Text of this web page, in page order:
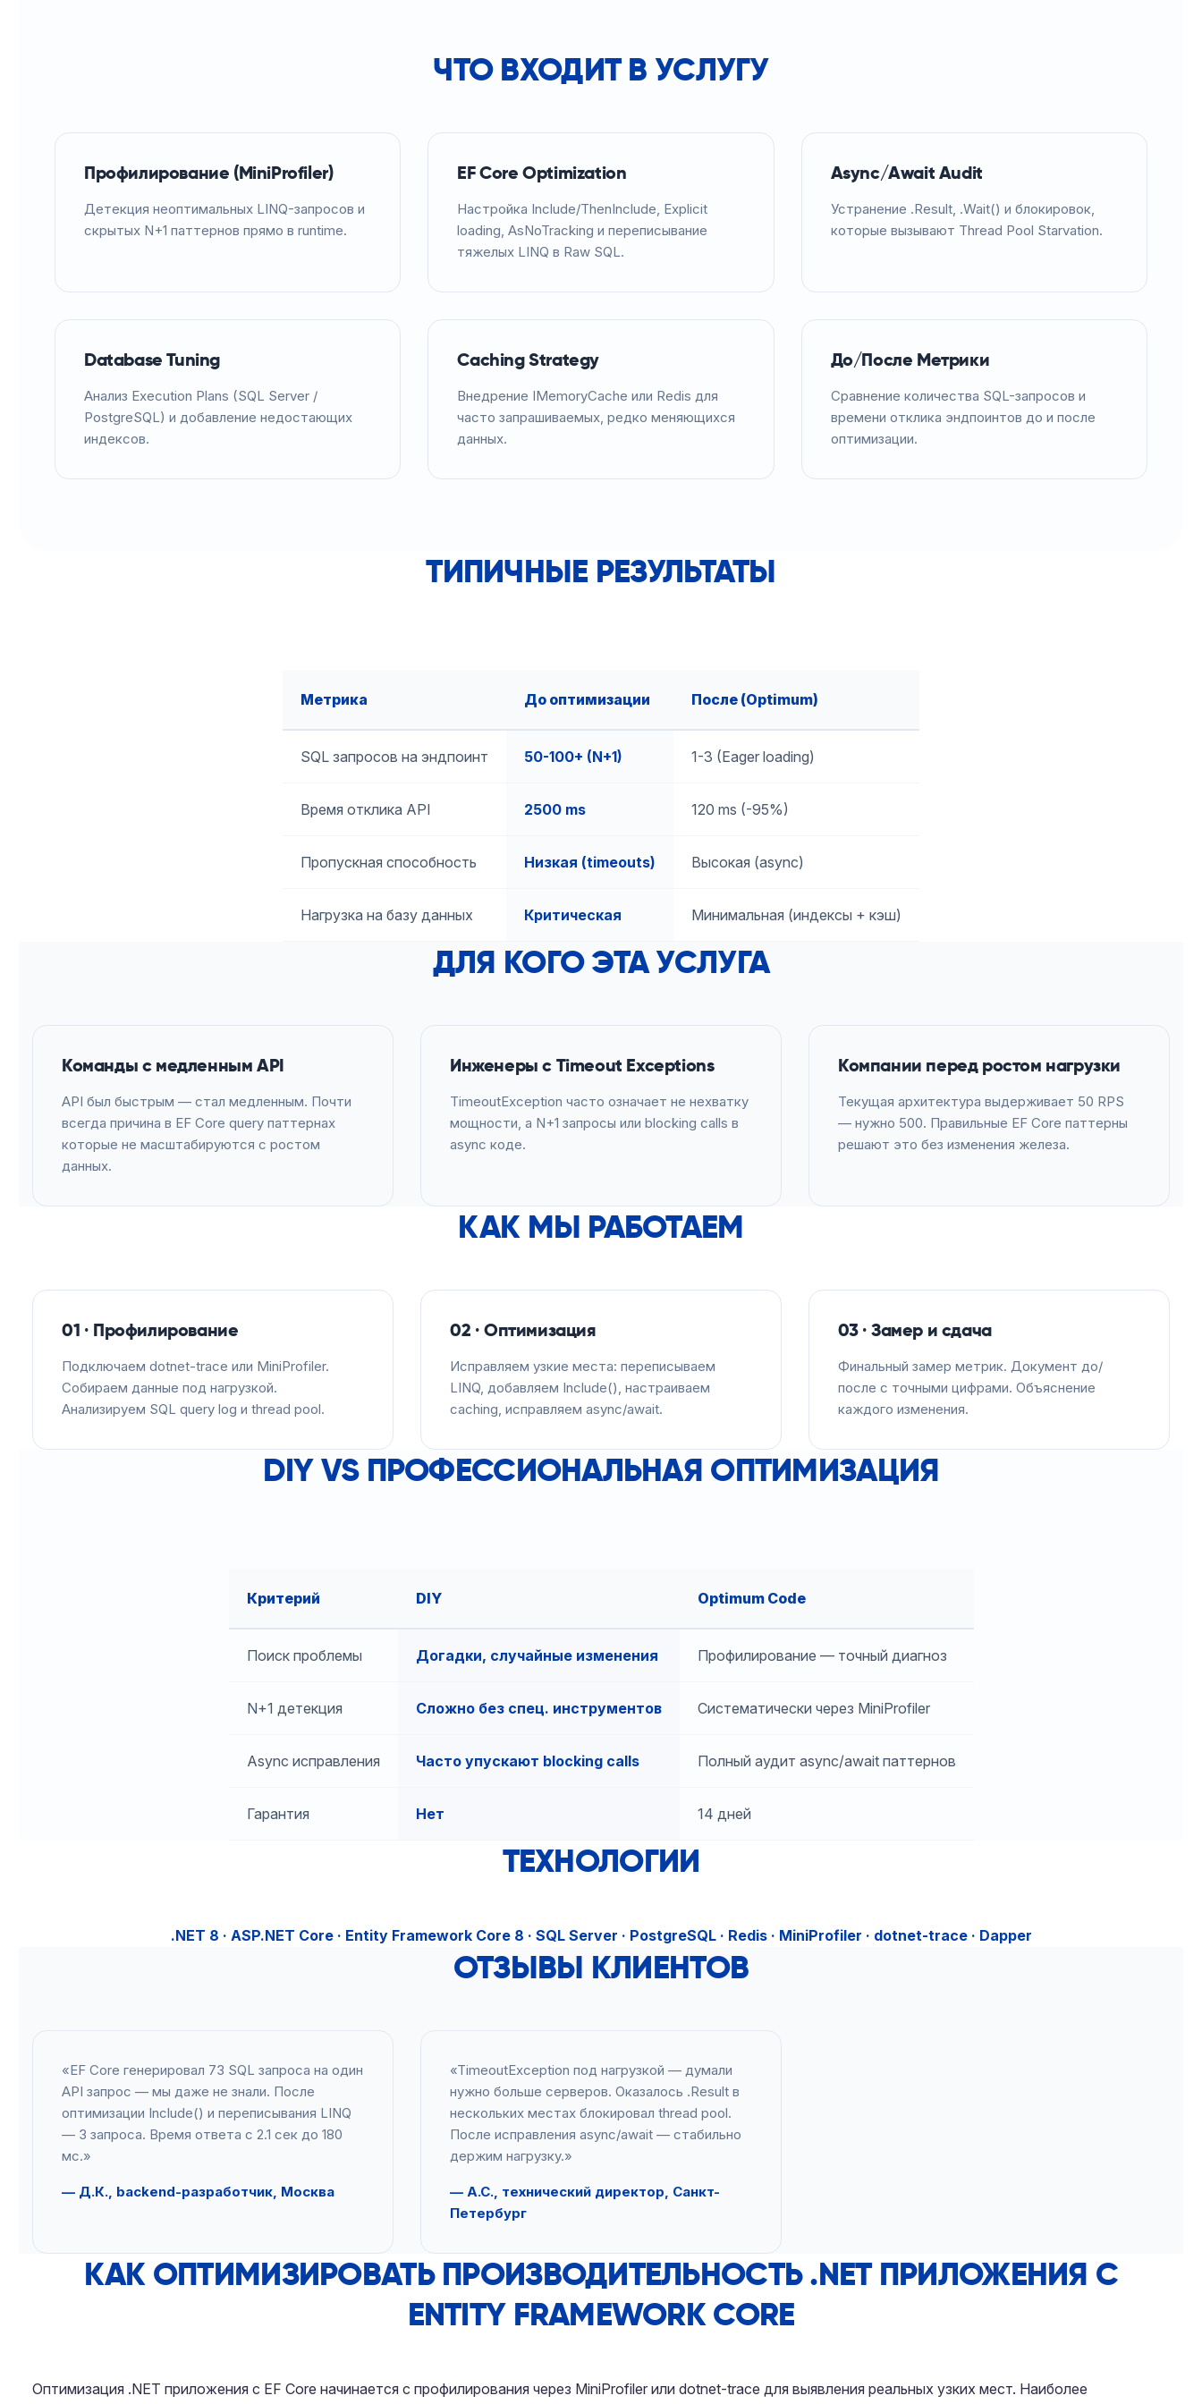
ЧТО ВХОДИТ В УСЛУГУ
Профилирование (MiniProfiler)
Детекция неоптимальных LINQ-запросов и
скрытых N+1 паттернов прямо в runtime.
EF Core Optimization
Настройка Include/ThenInclude, Explicit
loading, AsNoTracking и переписывание
тяжелых LINQ в Raw SQL.
Async/Await Audit
Устранение .Result, .Wait() и блокировок,
которые вызывают Thread Pool Starvation.
Database Tuning
Анализ Execution Plans (SQL Server /
PostgreSQL) и добавление недостающих
индексов.
Caching Strategy
Внедрение IMemoryCache или Redis для
часто запрашиваемых, редко меняющихся
данных.
До/После Метрики
Сравнение количества SQL-запросов и
времени отклика эндпоинтов до и после
оптимизации.
ТИПИЧНЫЕ РЕЗУЛЬТАТЫ
Метрика До оптимизации После (Optimum)
SQL запросов на эндпоинт 50-100+ (N+1) 1-3 (Eager loading)
Время отклика API 2500 ms 120 ms (-95%)
Пропускная способность Низкая (timeouts) Высокая (async)
Нагрузка на базу данных Критическая Минимальная (индексы + кэш)
ДЛЯ КОГО ЭТА УСЛУГА
Команды с медленным API
API был быстрым — стал медленным. Почти
всегда причина в EF Core query паттернах
которые не масштабируются с ростом
данных.
Инженеры с Timeout Exceptions
TimeoutException часто означает не нехватку
мощности, а N+1 запросы или blocking calls в
async коде.
Компании перед ростом нагрузки
Текущая архитектура выдерживает 50 RPS
— нужно 500. Правильные EF Core паттерны
решают это без изменения железа.
КАК МЫ РАБОТАЕМ
01 · Профилирование
Подключаем dotnet-trace или MiniProfiler.
Собираем данные под нагрузкой.
Анализируем SQL query log и thread pool.
02 · Оптимизация
Исправляем узкие места: переписываем
LINQ, добавляем Include(), настраиваем
caching, исправляем async/await.
03 · Замер и сдача
Финальный замер метрик. Документ до/
после с точными цифрами. Объяснение
каждого изменения.
DIY VS ПРОФЕССИОНАЛЬНАЯ ОПТИМИЗАЦИЯ
Критерий DIY Optimum Code
Поиск проблемы Догадки, случайные изменения Профилирование — точный диагноз
N+1 детекция Сложно без спец. инструментов Систематически через MiniProfiler
Async исправления Часто упускают blocking calls Полный аудит async/await паттернов
Гарантия Нет 14 дней
ТЕХНОЛОГИИ
.NET 8 · ASP.NET Core · Entity Framework Core 8 · SQL Server · PostgreSQL · Redis · MiniProfiler · dotnet-trace · Dapper
ОТЗЫВЫ КЛИЕНТОВ
«EF Core генерировал 73 SQL запроса на один
API запрос — мы даже не знали. После
оптимизации Include() и переписывания LINQ
— 3 запроса. Время ответа с 2.1 сек до 180
мс.»
— Д.К., backend-разработчик, Москва
«TimeoutException под нагрузкой — думали
нужно больше серверов. Оказалось .Result в
нескольких местах блокировал thread pool.
После исправления async/await — стабильно
держим нагрузку.»
— А.С., технический директор, Санкт-
Петербург
КАК ОПТИМИЗИРОВАТЬ ПРОИЗВОДИТЕЛЬНОСТЬ .NET ПРИЛОЖЕНИЯ С
ENTITY FRAMEWORK CORE
Оптимизация .NET приложения с EF Core начинается с профилирования через MiniProfiler или dotnet-trace для выявления реальных узких мест. Наиболее